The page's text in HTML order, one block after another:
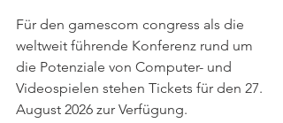
Für den gamescom congress als die
weltweit führende Konferenz rund um
die Potenziale von Computer- und
Videospielen stehen Tickets für den 27.